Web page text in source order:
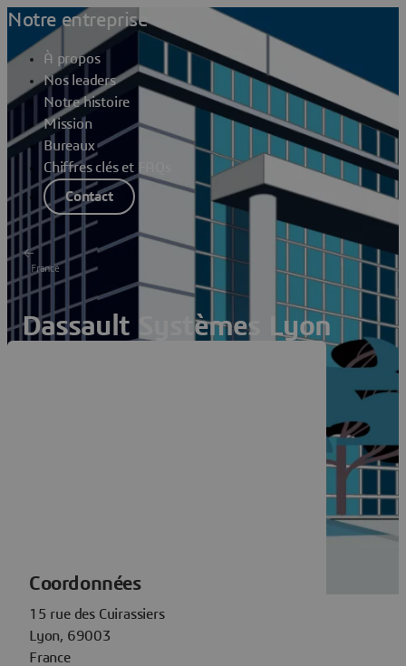
Notre entreprise
À propos
Nos leaders
Notre histoire
Mission
Bureaux
Chiffres clés et FAQs
Contact
France
Dassault Systèmes Lyon
Coordonnées
15 rue des Cuirassiers
Lyon, 69003
France